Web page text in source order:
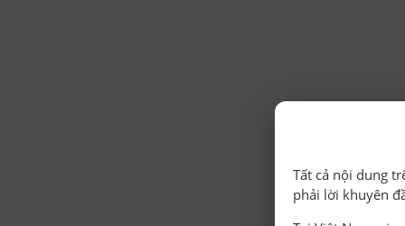
Tất cả nội dung
phải lời khuyên